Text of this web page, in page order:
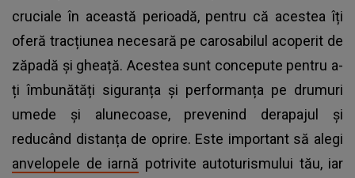
cruciale în această perioadă, pentru că acestea îți
oferă tracțiunea necesară pe carosabilul acoperit de
zăpadă și gheață. Acestea sunt concepute pentru a-
ți îmbunătăți siguranța și performanța pe drumuri
umede și alunecoase, prevenind derapajul și
reducând distanța de oprire. Este important să alegi
anvelopele de iarnă potrivite autoturismului tău, iar